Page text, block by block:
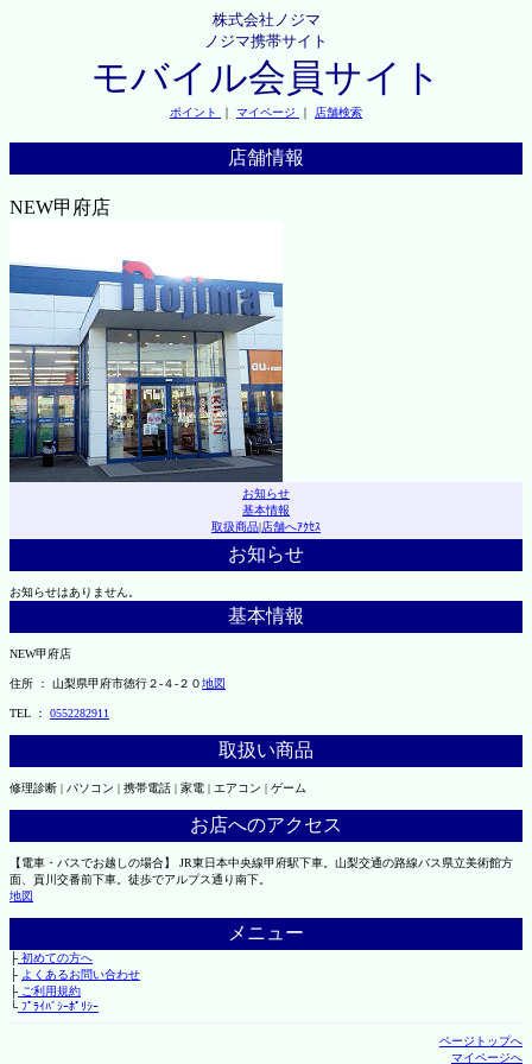
株式会社ノジマ
ノジマ携帯サイト
モバイル会員サイト
ポイント ｜ マイページ ｜ 店舗検索
店舗情報
NEW甲府店
お知らせ
基本情報
取扱商品|店舗へｱｸｾｽ
お知らせ
お知らせはありません。
基本情報
NEW甲府店
住所 ： 山梨県甲府市徳行２-４-２０地図
TEL ： 0552282911
取扱い商品
修理診断 | パソコン | 携帯電話 | 家電 | エアコン | ゲーム
お店へのアクセス
【電車・バスでお越しの場合】 JR東日本中央線甲府駅下車。山梨交通の路線バス県立美術館方
面、貢川交番前下車。徒歩でアルプス通り南下。
地図
メニュー
├初めての方へ
├ よくあるお問い合わせ
├ご利用規約
└ﾌﾟﾗｲﾊﾞｼｰﾎﾟﾘｼｰ
ページトップへ
マイページへ